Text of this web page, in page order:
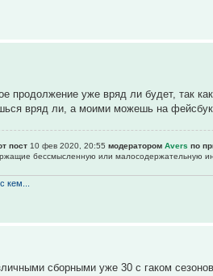
продолжение уже вряд ли будет, так
вряд ли, а моими можешь на
пост10 фев 2020, 20:55 модераторомAvers по
бессмысленнyю или малосодеpжательнyю
кем...
сборными уже 30 с гаком